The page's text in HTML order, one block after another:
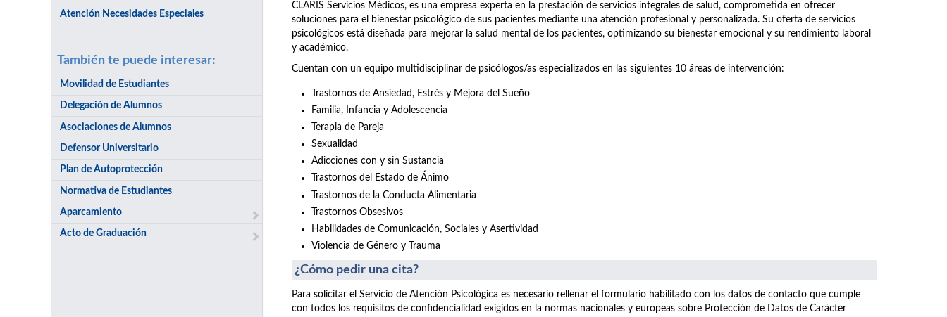
Atención Necesidades Especiales
También te puede interesar:
Movilidad de Estudiantes
Delegación de Alumnos
Asociaciones de Alumnos
Defensor Universitario
Plan de Autoprotección
Normativa de Estudiantes
Aparcamiento
Acto de Graduación
CLARIS Servicios Médicos, es una empresa experta en la prestación de servicios integrales de salud, comprometida en ofrecer
soluciones para el bienestar psicológico de sus pacientes mediante una atención profesional y personalizada. Su oferta de servicios
psicológicos está diseñada para mejorar la salud mental de los pacientes, optimizando su bienestar emocional y su rendimiento laboral
y académico.
Cuentan con un equipo multidisciplinar de psicólogos/as especializados en las siguientes 10 áreas de intervención:
Trastornos de Ansiedad, Estrés y Mejora del Sueño
Familia, Infancia y Adolescencia
Terapia de Pareja
Sexualidad
Adicciones con y sin Sustancia
Trastornos del Estado de Ánimo
Trastornos de la Conducta Alimentaria
Trastornos Obsesivos
Habilidades de Comunicación, Sociales y Asertividad
Violencia de Género y Trauma
¿Cómo pedir una cita?
Para solicitar el Servicio de Atención Psicológica es necesario rellenar el formulario habilitado con los datos de contacto que cumple
con todos los requisitos de confidencialidad exigidos en la normas nacionales y europeas sobre Protección de Datos de Carácter